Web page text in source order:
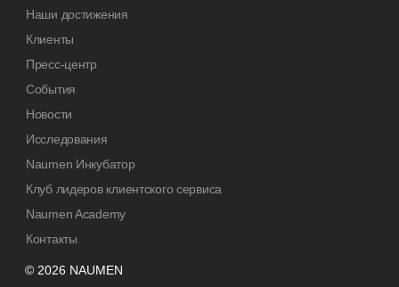
© 2026 NAUMEN
Наши достижения
Клиенты
Пресс-центр
События
Новости
Исследования
Naumen Инкубатор
Клуб лидеров клиентского сервиса
Naumen Academy
Контакты